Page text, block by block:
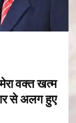
वक्त खत्म
से अलग हुए